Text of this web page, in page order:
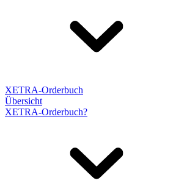
XETRA-Orderbuch
Übersicht
XETRA-Orderbuch?